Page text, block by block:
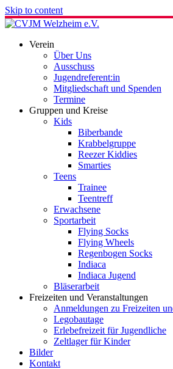
Skip to content
Verein
Über Uns
Ausschuss
Jugendreferent:in
Mitgliedschaft und Spenden
Termine
Gruppen und Kreise
Kids
Biberbande
Krabbelgruppe
Reezer Kiddies
Smarties
Teens
Trainee
Teentreff
Erwachsene
Sportarbeit
Flying Socks
Flying Wheels
Regenbogen Socks
Indiaca
Indiaca Jugend
Bläserarbeit
Freizeiten und Veranstaltungen
Anmeldungen zu Freizeiten
Legobautage
Erlebefreizeit für Jugendliche
Zeltlager für Kinder
Bilder
Kontakt